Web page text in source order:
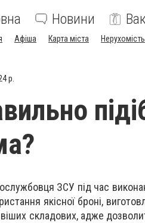
Новини
Афіша Карта міста Нерухомість
р.
ЗСУ під час
якісної броні,
складових, адже